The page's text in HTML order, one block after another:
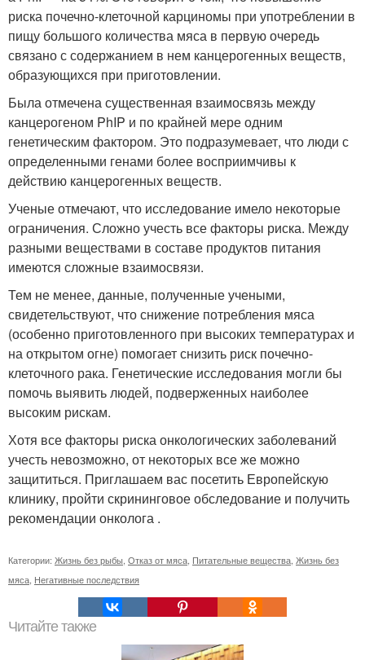
риска почечно-клеточной карциномы при употреблении в
пищу большого количества мяса в первую очередь
связано с содержанием в нем канцерогенных веществ,
образующихся при приготовлении.
Была отмечена существенная взаимосвязь между
канцерогеном PhIP и по крайней мере одним
генетическим фактором. Это подразумевает, что люди с
определенными генами более восприимчивы к
действию канцерогенных веществ.
Ученые отмечают, что исследование имело некоторые
ограничения. Сложно учесть все факторы риска. Между
разными веществами в составе продуктов питания
имеются сложные взаимосвязи.
Тем не менее, данные, полученные учеными,
свидетельствуют, что снижение потребления мяса
(особенно приготовленного при высоких температурах и
на открытом огне) помогает снизить риск почечно-
клеточного рака. Генетические исследования могли бы
помочь выявить людей, подверженных наиболее
высоким рискам.
Хотя все факторы риска онкологических заболеваний
учесть невозможно, от некоторых все же можно
защититься. Приглашаем вас посетить Европейскую
клинику, пройти скрининговое обследование и получить
рекомендации онколога .
Категории: Жизнь без рыбы Отказ от мяса Питательные вещества Жизнь без
мяса Негативные последствия
Читайте также